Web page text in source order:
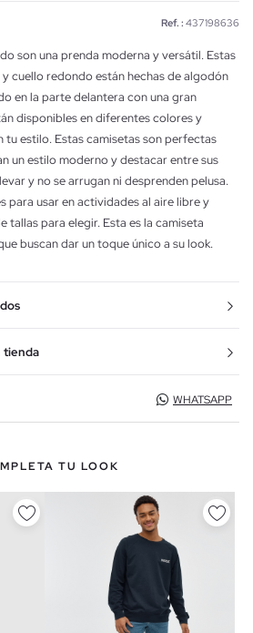
Ref. : 437198636
son una prenda moderna y versátil. Estas
cuello redondo están hechas de algodón
en la parte delantera con una gran
disponibles en diferentes colores y
tu estilo. Estas camisetas son perfectas
un estilo moderno y destacar entre sus
y no se arrugan ni desprenden pelusa.
para usar en actividades al aire libre y
tallas para elegir. Esta es la camiseta
buscan dar un toque único a su look.
tienda
WHATSAPP
TU LOOK